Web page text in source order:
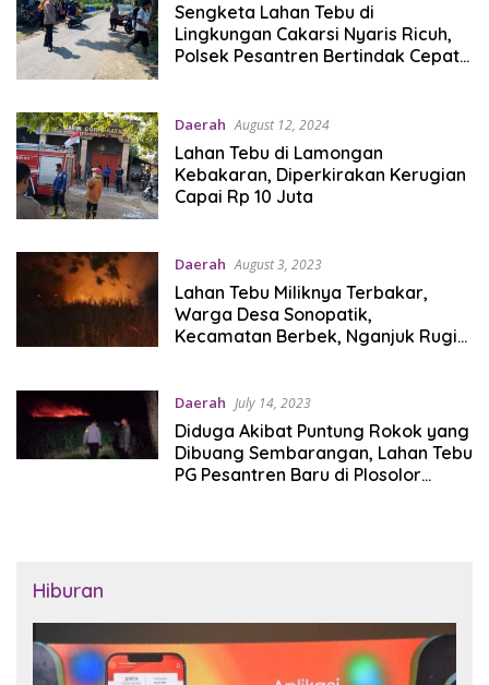
Sengketa Lahan Tebu di
Lingkungan Cakarsi Nyaris Ricuh,
Polsek Pesantren Bertindak Cepat
Daerah August 12, 2024
Lahan Tebu di Lamongan
Kebakaran, Diperkirakan Kerugian
Capai Rp 10 Juta
Daerah August 3, 2023
Lahan Tebu Miliknya Terbakar,
Warga Desa Sonopatik,
Kecamatan Berbek, Nganjuk Rugi
Daerah July 14, 2023
Diduga Akibat Puntung Rokok yang
Dibuang Sembarangan, Lahan Tebu
PG Pesantren Baru di Plosolor
Hiburan